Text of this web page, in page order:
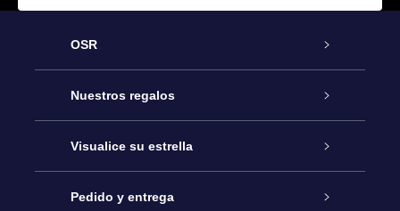
OSR
Atención
Contáctanos
Blog
Nuestros regalos
Regalo Estrella Online
Paquete de Regalo OSR
Visualice su estrella
Registro estelar
Pedido y entrega